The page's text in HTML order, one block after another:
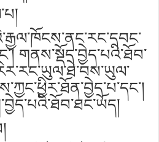
གནས་སྡོད་བྱེད་པའི་ཐོབ་